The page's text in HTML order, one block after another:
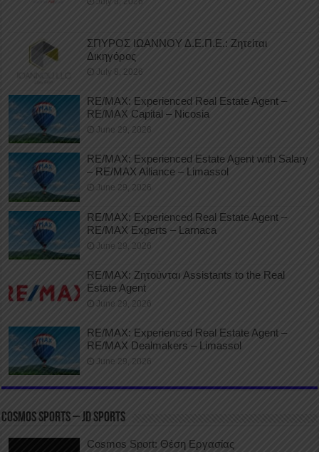
ΣΠΥΡΟΣ ΙΩΑΝΝΟΥ Δ.Ε.Π.Ε.: Ζητείται
Δικηγόρος
July 8, 2026
RE/MAX: Experienced Real Estate Agent –
RE/MAX Capital – Nicosia
June 29, 2026
RE/MAX: Experienced Estate Agent with Salary
– RE/MAX Alliance – Limassol
June 29, 2026
RE/MAX: Experienced Real Estate Agent –
RE/MAX Experts – Larnaca
June 29, 2026
RE/MAX: Ζητούνται Assistants to the Real
Estate Agent
June 29, 2026
RE/MAX: Experienced Real Estate Agent –
RE/MAX Dealmakers – Limassol
June 29, 2026
COSMOS SPORTS – JD SPORTS
Cosmos Sport: Θέση Εργασίας